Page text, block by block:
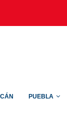
PUEBLA